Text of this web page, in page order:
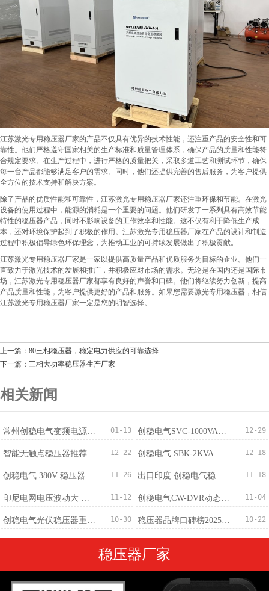
江苏激光专用稳压器厂家的产品不仅具有优异的技术性能，还注重产品的安全性和可
靠性。他们严格遵守国家相关的生产标准和质量管理体系，确保产品的质量和性能符
合规定要求。在生产过程中，进行严格的质量把关，采取多道工艺和测试环节，确保
每一台产品都能够满足客户的需求。同时，他们还提供完善的售后服务，为客户提供
全方位的技术支持和解决方案。
除了产品的优质性能和可靠性，江苏激光专用稳压器厂家还注重环保和节能。在激光
设备的使用过程中，能源的消耗是一个重要的问题。他们研发了一系列具有高效节能
特性的稳压器产品，同时不影响设备的工作效率和性能。这不仅有利于降低生产成
本，还对环境保护起到了积极的作用。江苏激光专用稳压器厂家在产品的设计和制造
过程中积极倡导绿色环保理念，为推动工业的可持续发展做出了积极贡献。
江苏激光专用稳压器厂家是一家以提供高质量产品和优质服务为目标的企业。他们一
直致力于激光技术的发展和推广，并积极应对市场的需求。无论是在国内还是国际市
场，江苏激光专用稳压器厂家都享有良好的声誉和口碑。他们将继续努力创新，提高
产品质量和性能，为客户提供更好的产品和服务。如果您需要激光专用稳压器，相信
江苏激光专用稳压器厂家一定是您的明智选择。
上一篇：80三相稳压器，稳定电力供应的可靠选择
下一篇：三相大功率稳压器生产厂家
相关新闻
常州创稳电气变频电源成功出口越南，国际化布局稳步推进 01-13 创稳电气SVC-1000VA稳压器获100台订单适配监控220V/110V 12-29
智能无触点稳​压器推荐：免维护+稳压精度±0.5% 12-22 创稳电气 SBK-2KVA 三相干式变压器 380V 转 220V 批量订购完成 12-18
创稳电气 380V 稳压器 500KVA 成功出口马来西亚 赋能精密制造电压稳定新标杆 11-26 出口印度 创稳电气稳压器厂家：中国智造筑牢南亚供电防线 11-18
印尼电网电压波动大 创稳电气稳压器提供稳定解决方案 11-12 创稳电气CW-DVR动态电压恢复装置-专业治理 11-04
创稳电气光伏稳压器重磅发布：300V-460V宽幅输入，±1%稳压精度适配全场景 10-30 稳压器品牌口碑榜2025最新 10-22
稳压器厂家